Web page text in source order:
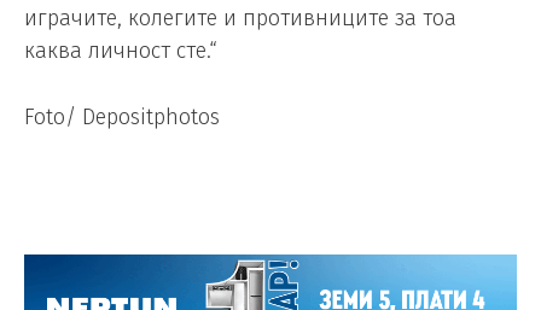
играчите, колегите и противниците за тоа
каква личност сте.“
Foto/ Depositphotos